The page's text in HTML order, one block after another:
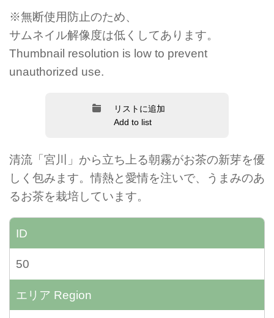
※無断使用防止のため、
サムネイル解像度は低くしてあります。
Thumbnail resolution is low to prevent
unauthorized use.
リストに追加
Add to list
清流「宮川」から立ち上る朝霧がお茶の新芽を優
しく包みます。情熱と愛情を注いで、うまみのあ
るお茶を栽培しています。
ID
50
エリア Region